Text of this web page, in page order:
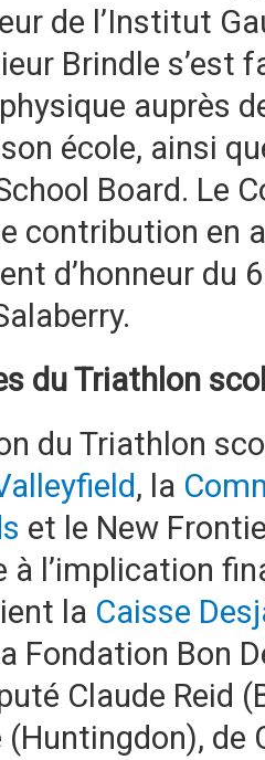
de l’Institut
Brindle s’est
auprès
école, ainsi
Board. Le
contribution en
d’honneur du
du Triathlon
du Triathlon
, la
et le New
à l’implication
la Caisse
Fondation Bon
Claude Reid
(Huntingdon), de